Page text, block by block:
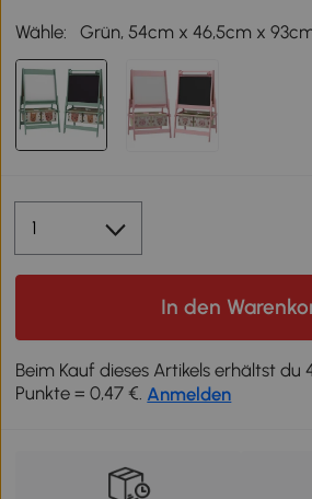
Wähle: Grün, 54cm x 46,5cm x
In den
Beim Kauf dieses Artikels erhältst du
Punkte = 0,47 €. Anmelden